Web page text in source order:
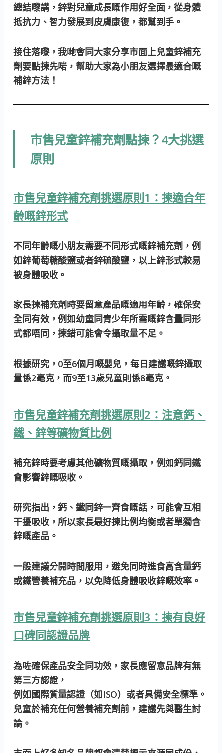
總結嚟講，鋅對兒童成長嘅作用好全面，從身體
抵抗力、智力發展到皮膚康復，都幫到手。
接住落嚟，我哋會同大家分享市面上兒童鋅補充
劑要點揀先啱，幫助大家為小朋友選擇最適合嘅
補鋅方法！
市售兒童鋅補充劑點揀？4大挑選
原則
市售兒童鋅補充劑挑選原則1：揀適合年
齡嘅鋅形式
不同年齡嘅小朋友需要不同形式嘅鋅補充劑，例
如鋅葡萄糖酸鹽或者鋅硫酸鹽，以上鋅形式較易
被身體吸收。
家長揀補充劑時要留意產品嘅適用年齡，確保安
全同有效，例如幼童同青少年所需嘅鋅含量同形
式都唔同，揀錯可能會令攝取量不足。
根據研究，0至6個月嘅嬰兒，每日建議嘅鋅攝取
量係2毫克，而9至13歲兒童則係8毫克。
市售兒童鋅補充劑挑選原則2：注意鈣、
鐵、鋅等礦物質比例
補充鋅時要考慮其他礦物質嘅攝取，例如鈣同鐵
會影響鋅嘅吸收。
研究指出，鈣、鐵同鋅一齊食嘅話，可能會互相
干擾吸收，所以家長最好揀比例均衡或者單獨含
鋅嘅產品。
一般建議分開時間服用，避免同時進食高含量鈣
或鐵營養補充品，以免降低身體吸收鋅嘅效率。
市售兒童鋅補充劑挑選原則3：揀有良好
口碑同認證品牌
為咗確保產品安全同功效，家長應留意品牌有無
第三方認證，
例如國際質量認證（如ISO）或者具備安全標準。
兒童於補充任何營養補充劑前，建議先與醫生討
論。